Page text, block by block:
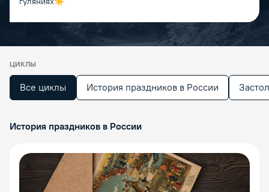
ЦИКЛЫ
Все циклы История праздников в России
История праздников в России